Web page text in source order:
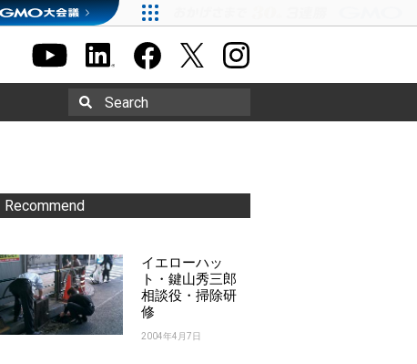
Search
Recommend
イエローハッ
ト・鍵山秀三郎
相談役・掃除研
修
2004年4月7日